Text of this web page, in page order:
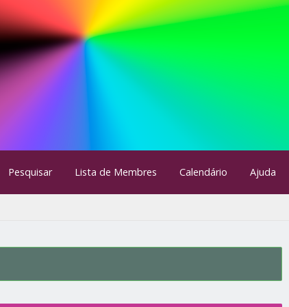
Pesquisar Lista de Membres Calendário Ajuda